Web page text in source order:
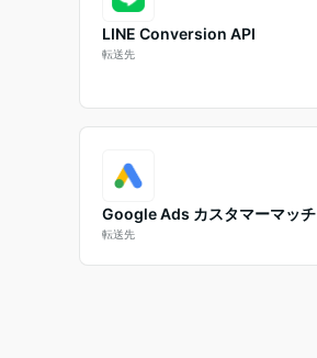
LINE Conversion API
転送先
Google Ads カスタマーマッチ
転送先